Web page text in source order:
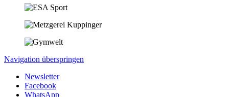
Navigation überspringen
Newsletter
Facebook
WhatsApp